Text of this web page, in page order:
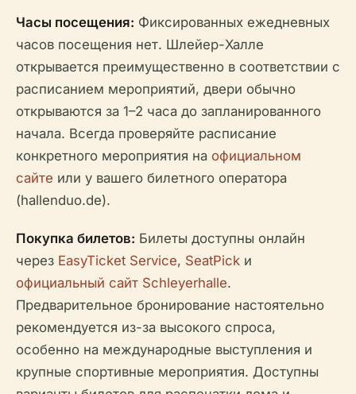
Часы посещения: Фиксированных ежедневных
часов посещения нет. Шлейер-Халле
открывается преимущественно в соответствии с
расписанием мероприятий, двери обычно
открываются за 1–2 часа до запланированного
начала. Всегда проверяйте расписание
конкретного мероприятия на официальном
сайте или у вашего билетного оператора
(hallenduo.de).
Покупка билетов: Билеты доступны онлайн
через EasyTicket Service, SeatPick и
официальный сайт Schleyerhalle.
Предварительное бронирование настоятельно
рекомендуется из-за высокого спроса,
особенно на международные выступления и
крупные спортивные мероприятия. Доступны